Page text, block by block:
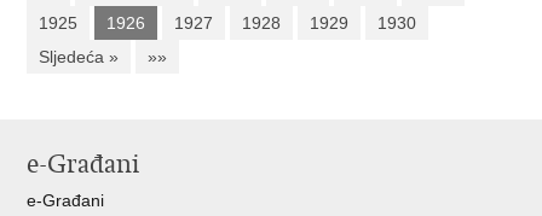
1925
1926 1927 1928 1929
1930
Sljedeća »
»»
e-Građani
e-Građani